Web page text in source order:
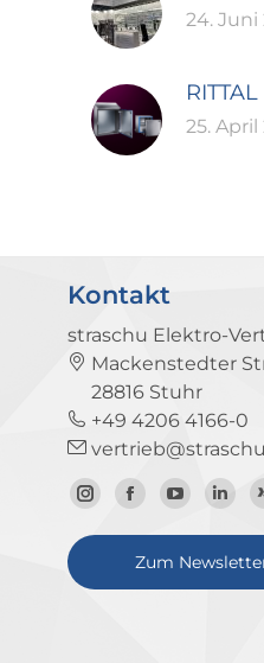
24. Juni
25. April
Kontakt
straschu Elektro-
Mackenstedter
28816 Stuhr
+49 4206 4166-0
Zum
Instagram-
Zur
Facebook-
Seite
Zum
YouTube-
Kanal
Zum
Profil
Zum